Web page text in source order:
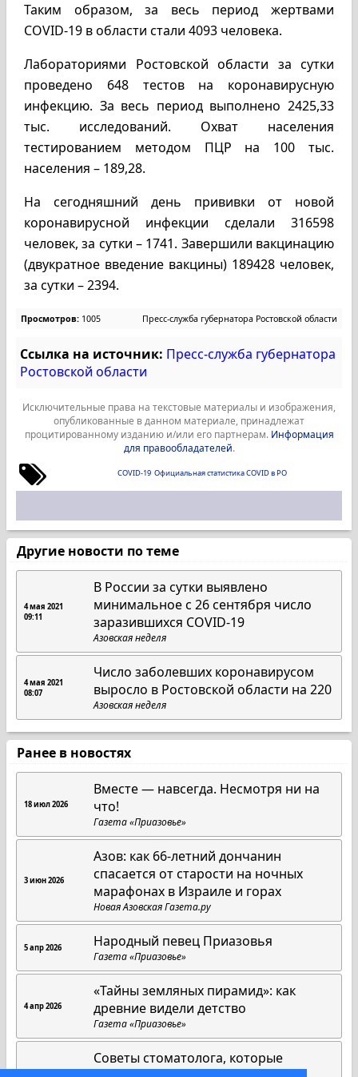
Таким образом, за весь период жертвами
COVID-19 в области стали 4093 человека.
Лабораториями Ростовской области за сутки
проведено 648 тестов на коронавирусную
инфекцию. За весь период выполнено 2425,33
тыс. исследований. Охват населения
тестированием методом ПЦР на 100 тыс.
населения – 189,28.
На сегодняшний день прививки от новой
коронавирусной инфекции сделали 316598
человек, за сутки – 1741. Завершили вакцинацию
(двукратное введение вакцины) 189428 человек,
за сутки – 2394.
Просмотров: 1005 Пресс-служба губернатора Ростовской области
Ссылка на источник: Пресс-служба губернатора
Ростовской области
Исключительные права на текстовые материалы и изображения,
опубликованные в данном материале, принадлежат
процитированному изданию и/или его партнерам. Информация
для правообладателей.
COVID-19 Официальная статистика COVID в РО
Другие новости по теме
4 мая 2021
09:11
В России за сутки выявлено
минимальное с 26 сентября число
заразившихся COVID-19
Азовская неделя
4 мая 2021
08:07
Число заболевших коронавирусом
выросло в Ростовской области на 220
Азовская неделя
Ранее в новостях
18 июл 2026
Вместе — навсегда. Несмотря ни на
что!
Газета «Приазовье»
3 июн 2026
Азов: как 66-летний дончанин
спасается от старости на ночных
марафонах в Израиле и горах
Новая Азовская Газета.ру
5 апр 2026 Народный певец Приазовья
Газета «Приазовье»
4 апр 2026
«Тайны земляных пирамид»: как
древние видели детство
Газета «Приазовье»
Советы стоматолога, которые